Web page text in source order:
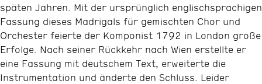
späten Jahren. Mit der ursprünglich englischsprachigen
Fassung dieses Madrigals für gemischten Chor und
Orchester feierte der Komponist 1792 in London große
Erfolge. Nach seiner Rückkehr nach Wien erstellte er
eine Fassung mit deutschem Text, erweiterte die
Instrumentation und änderte den Schluss. Leider